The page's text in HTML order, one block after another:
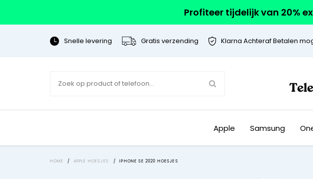
Profiteer tijdelijk van 20%
Snelle levering Gratis verzending Klarna Achteraf Betalen
Apple Samsung
HOME / APPLE HOESJES / IPHONE SE 2020 HOESJES